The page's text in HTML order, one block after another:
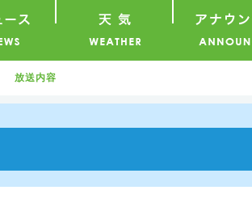
放送内容